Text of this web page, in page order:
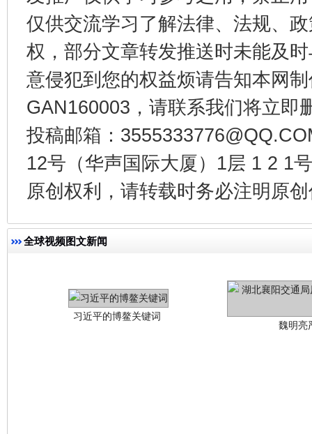
仅供交流学习了解法律、法规、
权，部分文章转发推送时未能及
意侵犯到您的权益烦请告知本网
GAN160003，请联系我们将立即
投稿邮箱：
12号（华声国际大厦）1层 1 2 1
原创权利，请转载时务必注明原
全球视频图文新闻
在谋一域中谋全局
习近平的博鳌关键词
魏明亮